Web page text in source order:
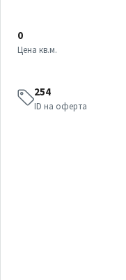
0
Цена кв.м.
254
ID на оферта